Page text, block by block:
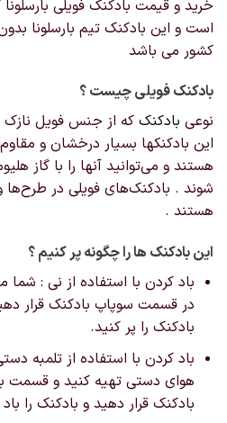
است و این بادکنک تیم بارسلونا
کشور می باشد
بادکنک‌ فویلی چیست ؟
نوعی بادکنک که از جنس فویل نازک
این بادکنکها بسیار درخشان و
هستند و می‌توانید آنها را با گاز
شوند . بادکنک‌های فویلی در
هستند .
این بادکنک ها را چگونه پر کنیم ؟
باد کردن با استفاده از نی : شما
در قسمت سوپاپ بادکنک قرار
بادکنک را پر کنید.
باد کردن با استفاده از تلمبه
هوای دستی تهیه کنید و قسمت
بادکنک قرار دهید و بادکنک را